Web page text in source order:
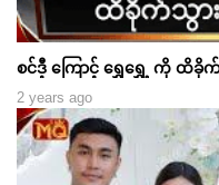
စင်ဒီ့ ကြောင့် ရွှေရွှေ့ ကို ထိခို
2 years ago